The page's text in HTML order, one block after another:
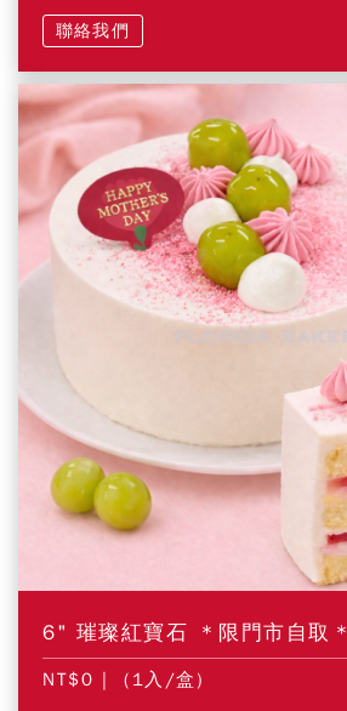
聯絡我們
6" 璀璨紅寶石 ＊限門市自取＊
NT$0 | (1入/盒)